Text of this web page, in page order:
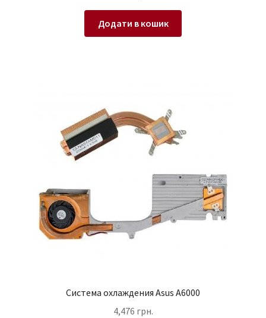
Додати в кошик
Система охлаждения Asus A6000
4,476 грн.